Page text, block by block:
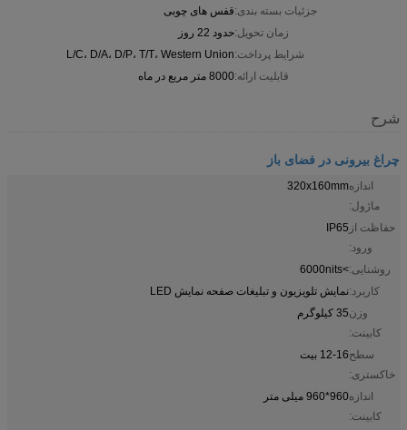
جزئیات بسته بندی:قفس های چوبی
زمان تحویل:حدود 22 روز
شرایط پرداخت:L/C، D/A، D/P، T/T، Western Union
قابلیت ارائه:8000 متر مربع در ماه
شرح
چراغ بیرونی در فضای باز
اندازه
ماژول:
320x160mm
حفاظت از
ورود:
IP65
روشنایی:>6000nits
کاربرد:نمایش تلویزیون و تبلیغات صفحه نمایش LED
وزن
کابینت:
35 کیلوگرم
سطح
خاکستری:
12-16 بیت
اندازه
کابینت:
960*960 میلی متر